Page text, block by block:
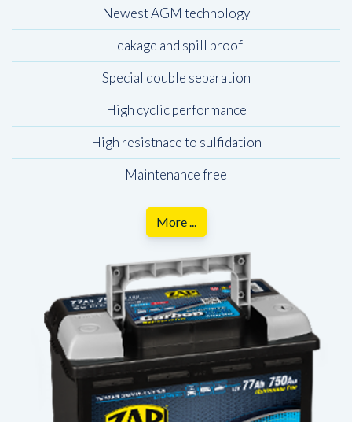
Newest AGM technology
Leakage and spill proof
Special double separation
High cyclic performance
High resistnace to sulfidation
Maintenance free
More ...